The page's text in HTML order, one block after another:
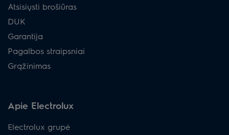
Atsisiųsti brošiūras
DUK
Garantija
Pagalbos straipsniai
Grąžinimas
Apie Electrolux
Electrolux grupė